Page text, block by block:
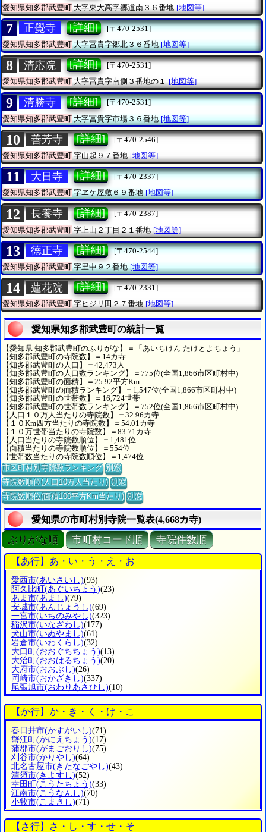
愛知県知多郡武豊町 大字東大高字郷道南３６番地 [地図等]
7 正覺寺 [詳細]
[〒470-2531]
愛知県知多郡武豊町大字冨貴字郷北３６番地 [地図等]
8 清応院 [詳細]
[〒470-2531]
愛知県知多郡武豊町大字冨貴字南側３番地の１ [地図等]
9 清勝寺 [詳細]
[〒470-2531]
愛知県知多郡武豊町大字冨貴字市場３６番地 [地図等]
10 善芳寺 [詳細]
[〒470-2546]
愛知県知多郡武豊町 字山起９７番地 [地図等]
11 大日寺 [詳細]
[〒470-2337]
愛知県知多郡武豊町字ヱケ屋敷６９番地 [地図等]
12 長養寺 [詳細]
[〒470-2387]
愛知県知多郡武豊町 字上山２丁目２１番地 [地図等]
13 徳正寺 [詳細]
[〒470-2544]
愛知県知多郡武豊町字里中９２番地 [地図等]
14 蓮花院 [詳細]
[〒470-2331]
愛知県知多郡武豊町字ヒジリ田２７番地 [地図等]
愛知県知多郡武豊町の統計一覧
【愛知県 知多郡武豊町のふりがな】＝「あいちけん たけとよちょう」
【知多郡武豊町の寺院数】＝14カ寺
【知多郡武豊町の人口】＝42,473人
【知多郡武豊町の人口数ランキング】＝775位(全国1,866市区町村中)
【知多郡武豊町の面積】＝25.92平方Km
【知多郡武豊町の面積ランキング】＝1,547位(全国1,866市区町村中)
【知多郡武豊町の世帯数】＝16,724世帯
【知多郡武豊町の世帯数ランキング】＝752位(全国1,866市区町村中)
【人口１０万人当たりの寺院数】＝32.96カ寺
【１０Km四方当たりの寺院数】＝54.01カ寺
【１０万世帯当たりの寺院数】＝83.71カ寺
【人口当たりの寺院数順位】＝1,481位
【面積当たりの寺院数順位】＝554位
【世帯数当たりの寺院数順位】＝1,474位
市区町村別寺院数ランキング 別窓
寺院数順位(人口10万人当たり) 別窓
寺院数順位(面積100平方Km当たり) 別窓
愛知県の市町村別寺院一覧表(4,668カ寺)
ぶりがな順 市町村コード順 寺院件数順
【あ行】あ・い・う・え・お
愛西市(あいさいし)(93)
阿久比町 (あぐいちょう)(23)
あま市(あまし)(79)
安城市(あんじょうし)(69)
一宮市(いちのみやし)(323)
稲沢市(いなざわし)(177)
犬山市(いぬやまし)(61)
岩倉市(いわくらし)(32)
大口町 (おおぐちちょう)(13)
大治町 (おおはるちょう)(20)
大府市(おおぶし)(26)
岡崎市(おかざきし)(337)
尾張旭市(おわりあさひし)(10)
【か行】か・き・く・け・こ
春日井市(かすがいし)(71)
蟹江町(かにえちょう)(17)
蒲郡市(がまごおりし)(75)
刈谷市(かりやし)(64)
北名古屋市(きたなごやし)(43)
清須市(きよすし)(52)
幸田町(こうたちょう)(33)
江南市(こうなんし)(70)
小牧市(こまきし)(71)
【さ行】さ・し・す・せ・そ